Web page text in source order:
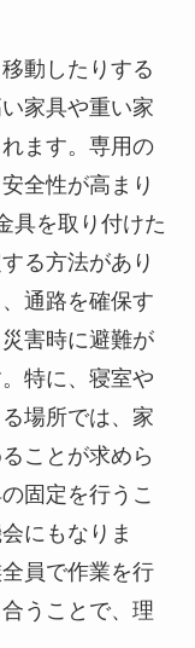
動したりする
家具や重い家
ます。専用の
全性が高まり
具を取り付けた
る方法があり
通路を確保す
害時に避難が
特に、寝室や
場所では、家
ことが求めら
固定を行うこ
にもなりま
員で作業を行
うことで、理